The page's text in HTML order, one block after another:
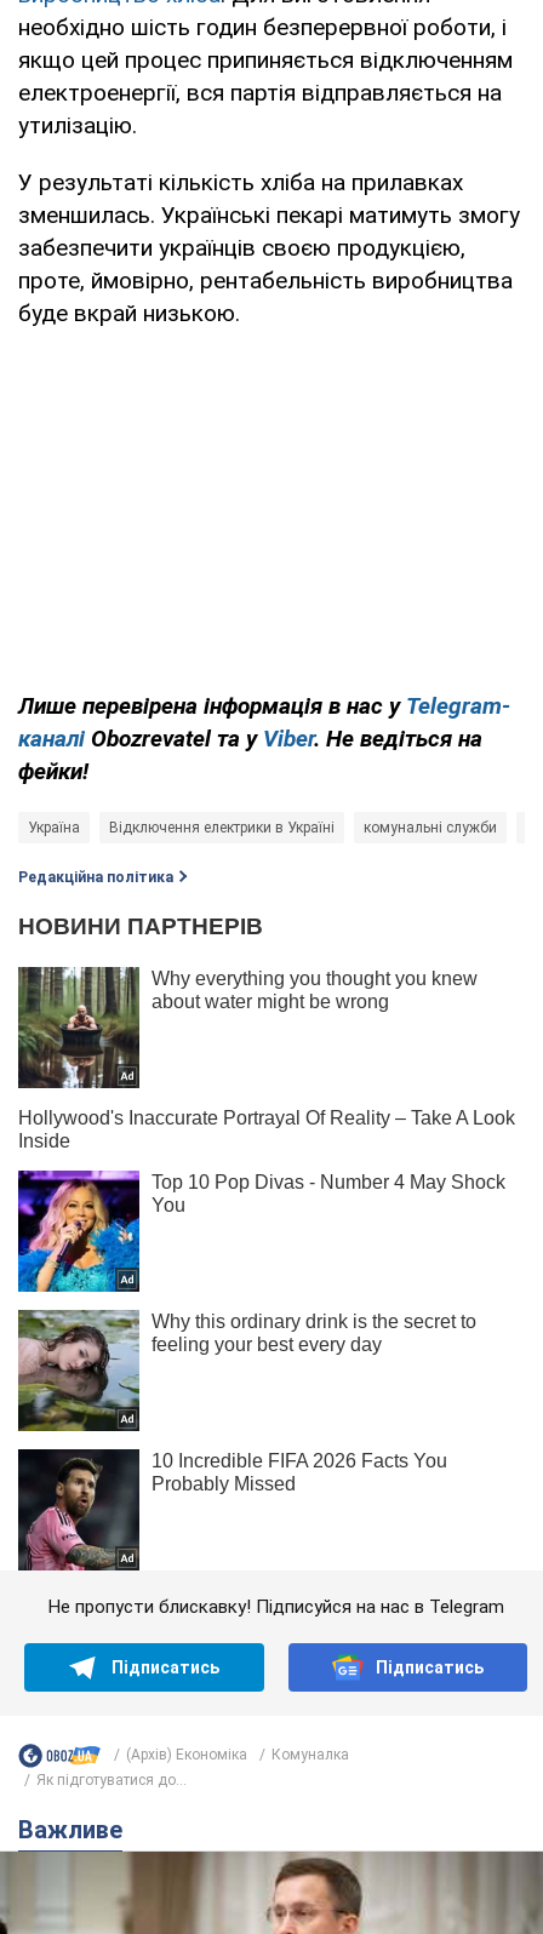
необхідно шість годин безперервної роботи, і
якщо цей процес припиняється відключенням
електроенергії, вся партія відправляється на
утилізацію.
У результаті кількість хліба на прилавках
зменшилась. Українські пекарі матимуть змогу
забезпечити українців своєю продукцією,
проте, ймовірно, рентабельність виробництва
буде вкрай низькою.
Лише перевірена інформація в нас у Telegram-
каналі Obozrevatel та у Viber. Не ведіться на
фейки!
Україна Відключення електрики в Україні комунальні служби
Редакційна політика
Не пропусти блискавку! Підписуйся на нас в Telegram
Підписатись Підписатись
(Архів) Економіка
Комуналка
Як підготуватися до...
Важливе